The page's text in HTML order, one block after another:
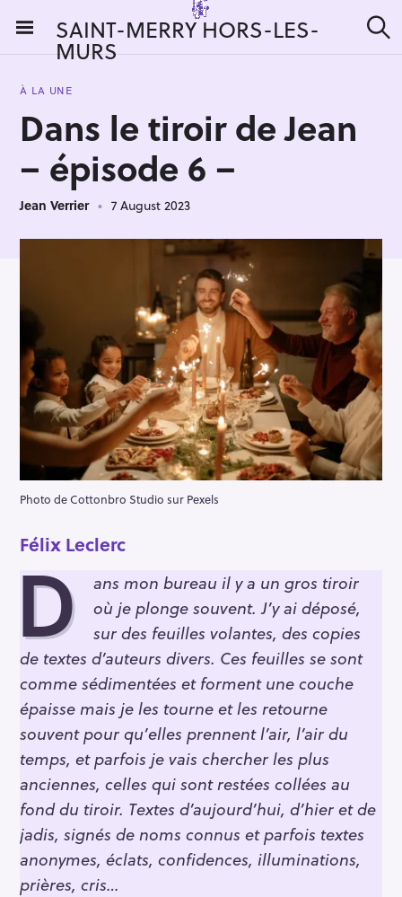
i
SAINT-MERRY HORS-LES-
MURS e
À LA UNE
Dans le tiroir de Jean
– épisode 6 –
Jean Verrier 7 August 2023
Photo de Cottonbro Studio sur Pexels
Félix Leclerc
D
ans mon bureau il y a un gros tiroir
où je plonge souvent. J’y ai déposé,
sur des feuilles volantes, des copies
de textes d’auteurs divers. Ces feuilles se sont
comme sédimentées et forment une couche
épaisse mais je les tourne et les retourne
souvent pour qu’elles prennent l’air, l’air du
temps, et parfois je vais chercher les plus
anciennes, celles qui sont restées collées au
fond du tiroir. Textes d’aujourd’hui, d’hier et de
jadis, signés de noms connus et parfois textes
anonymes, éclats, confidences, illuminations,
prières, cris…